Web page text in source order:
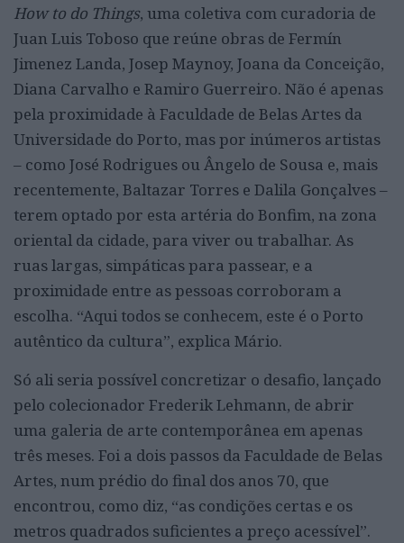
How to do Things, uma coletiva com curadoria de
Juan Luis Toboso que reúne obras de Fermín
Jimenez Landa, Josep Maynoy, Joana da Conceição,
Diana Carvalho e Ramiro Guerreiro. Não é apenas
pela proximidade à Faculdade de Belas Artes da
Universidade do Porto, mas por inúmeros artistas
– como José Rodrigues ou Ângelo de Sousa e, mais
recentemente, Baltazar Torres e Dalila Gonçalves –
terem optado por esta artéria do Bonfim, na zona
oriental da cidade, para viver ou trabalhar. As
ruas largas, simpáticas para passear, e a
proximidade entre as pessoas corroboram a
escolha. “Aqui todos se conhecem, este é o Porto
autêntico da cultura”, explica Mário.
Só ali seria possível concretizar o desafio, lançado
pelo colecionador Frederik Lehmann, de abrir
uma galeria de arte contemporânea em apenas
três meses. Foi a dois passos da Faculdade de Belas
Artes, num prédio do final dos anos 70, que
encontrou, como diz, “as condições certas e os
metros quadrados suficientes a preço acessível”.